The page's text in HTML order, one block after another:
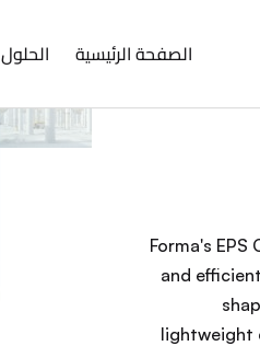
الصفحة الرئيسية الحلول
Forma's
and
lightweight